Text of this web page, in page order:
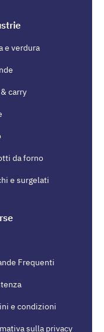
e verdura
carry
da forno
e surgelati
Frequenti
e condizioni
sulla privacy